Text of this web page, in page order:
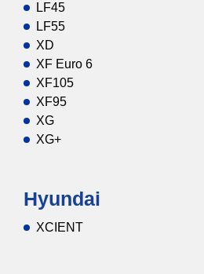
LF45
LF55
XD
XF Euro 6
XF105
XF95
XG
XG+
Hyundai
XCIENT